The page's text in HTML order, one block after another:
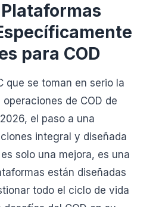
para COD
que se toman en serio la
de COD de
el paso a una
integral y diseñada
solo una mejora, es una
están diseñadas
todo el ciclo de vida